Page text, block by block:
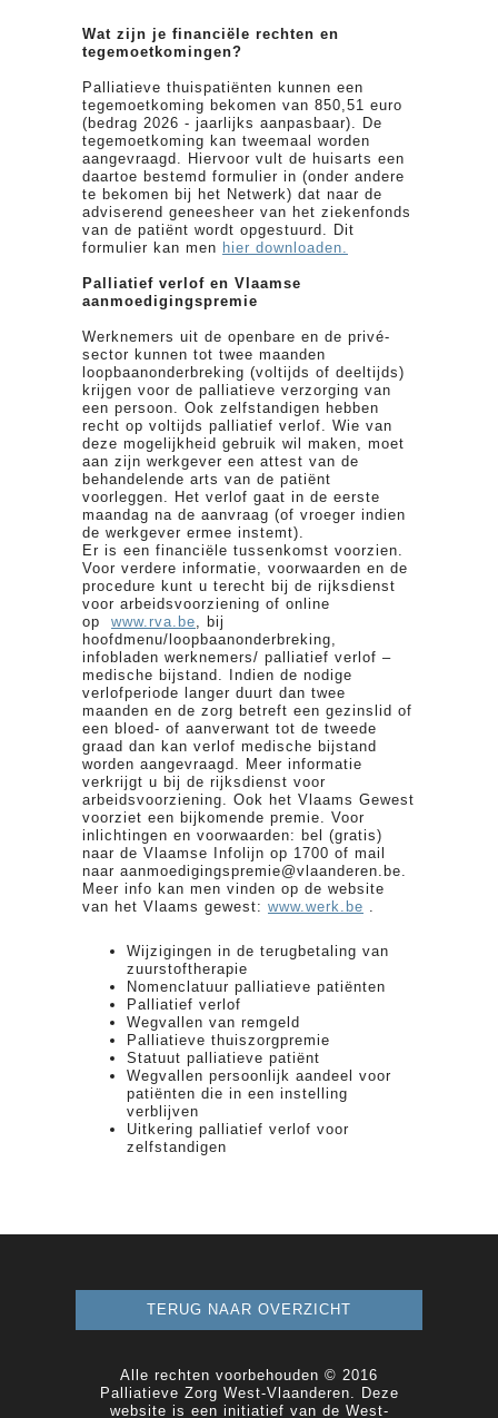
Wat zijn je financiële rechten en
tegemoetkomingen?
Palliatieve thuispatiënten kunnen een
tegemoetkoming bekomen van 850,51 euro
(bedrag 2026 - jaarlijks aanpasbaar). De
tegemoetkoming kan tweemaal worden
aangevraagd. Hiervoor vult de huisarts een
daartoe bestemd formulier in (onder andere
te bekomen bij het Netwerk) dat naar de
adviserend geneesheer van het ziekenfonds
van de patiënt wordt opgestuurd. Dit
formulier kan men hier downloaden.
Palliatief verlof en Vlaamse
aanmoedigingspremie
Werknemers uit de openbare en de privé-
sector kunnen tot twee maanden
loopbaanonderbreking (voltijds of deeltijds)
krijgen voor de palliatieve verzorging van
een persoon. Ook zelfstandigen hebben
recht op voltijds palliatief verlof. Wie van
deze mogelijkheid gebruik wil maken, moet
aan zijn werkgever een attest van de
behandelende arts van de patiënt
voorleggen. Het verlof gaat in de eerste
maandag na de aanvraag (of vroeger indien
de werkgever ermee instemt).
Er is een financiële tussenkomst voorzien.
Voor verdere informatie, voorwaarden en de
procedure kunt u terecht bij de rijksdienst
voor arbeidsvoorziening of online
op www.rva.be, bij
hoofdmenu/loopbaanonderbreking,
infobladen werknemers/ palliatief verlof –
medische bijstand. Indien de nodige
verlofperiode langer duurt dan twee
maanden en de zorg betreft een gezinslid of
een bloed- of aanverwant tot de tweede
graad dan kan verlof medische bijstand
worden aangevraagd. Meer informatie
verkrijgt u bij de rijksdienst voor
arbeidsvoorziening. Ook het Vlaams Gewest
voorziet een bijkomende premie. Voor
inlichtingen en voorwaarden: bel (gratis)
naar de Vlaamse Infolijn op 1700 of mail
naar aanmoedigingspremie@vlaanderen.be.
Meer info kan men vinden op de website
van het Vlaams gewest: www.werk.be .
Wijzigingen in de terugbetaling van
zuurstoftherapie
Nomenclatuur palliatieve patiënten
Palliatief verlof
Wegvallen van remgeld
Palliatieve thuiszorgpremie
Statuut palliatieve patiënt
Wegvallen persoonlijk aandeel voor
patiënten die in een instelling
verblijven
Uitkering palliatief verlof voor
zelfstandigen
TERUG NAAR OVERZICHT
Alle rechten voorbehouden © 2016
Palliatieve Zorg West-Vlaanderen. Deze
website is een initiatief van de West-